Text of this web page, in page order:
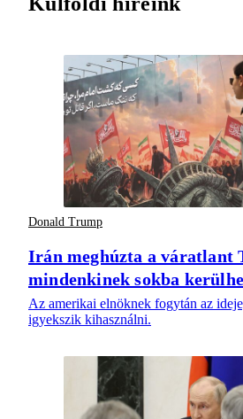
Donald Trump
Irán meghúzta a váratlant
mindenkinek sokba
Az amerikai elnöknek fogytán az
igyekszik kihasználni.